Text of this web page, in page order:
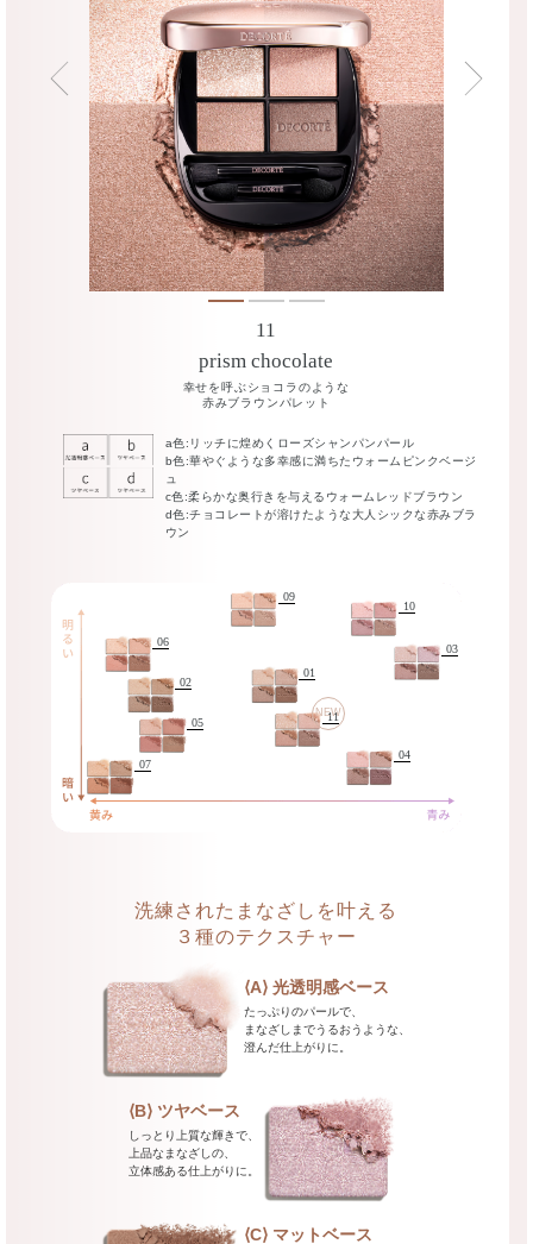
11
prism chocolate
幸せを呼ぶショコラのような
赤みブラウンパレット
a色:リッチに煌めくローズシャンパンパール
b色:華やぐような多幸感に満ちたウォームピンクベージ
ュ
c色:柔らかな奥行きを与えるウォームレッドブラウン
d色:チョコレートが溶けたような大人シックな赤みブラ
ウン
prism chocolate
11
prism chocolate
幸せを呼ぶショコラのような
赤みブラウンパレット
b色:華やぐような多幸感に満ちたウォームピンクベ
ージュ
c色:柔らかな奥行きを与えるウォームレッドブラウ
ン
d色:チョコレートが溶けたような大人シックな赤み
透き通るローズの血色感が肌に
とけ込むベージュブラウンパレット
a色：肌に輝きをとかすアイボリー
b色：花の色気がにじむロージーベージュ
c色：香り立つように色づくロージーブラウン
d色：やわらかな光を秘めたウォームブラウン
Rosy Brown
透き通るローズの血色感が肌に
とけ込むベージュブラウンパレット
a色：肌に輝きをとかすアイボリー
b色：花の色気がにじむロージーベージュ
c色：香り立つように色づくロージーブラウン
肌をやさしく抱擁するような
イエローベージュパレット
a色：ピュアな輝きを放つソフトベージュ
b色：甘くとろけるキャメルベージュ
c色：繊細に艶めくテンダーベージュ
d色：やさしく見つめるディープブラウン
little teddy bear
肌をやさしく抱擁するような
イエローベージュパレット
a色：ピュアな輝きを放つソフトベージュ
b色：甘くとろけるキャメルベージュ
c色：繊細に艶めくテンダーベージュ
透明感あふれる
藤色のベージュパレット
a色：みずみずしい煌めきのホワイトウィステリア
b色：幻想的に煌めく主役のウィステリア
c色：濡れたように艶めくレディッシュモーヴ
d色：華やかさを引き立てるウッディブラウン
Wisteria
Wisteria
透明感あふれる
藤色のベージュパレット
a色：みずみずしい煌めきのホワイトウィステリア
b色：幻想的に煌めく主役のウィステリア
c色：濡れたように艶めくレディッシュモーヴ
優美な物語を奏でる
ボルドーベージュパレット
a色：純粋無垢なペールピンク
b色：儚く繊細なピンクダスティベージュ
c色：シックで知的なモーヴベージュ
d色：幻想へと誘うボルドーブラウン
Ballerina
優美な物語を奏でる
ボルドーベージュパレット
a色：純粋無垢なペールピンク
b色：儚く繊細なピンクダスティベージュ
c色：シックで知的なモーヴベージュ
端正に仕立てたマットな
レディッシュベージュパレット
a色：煌めきを丁寧に紡いだアイシーピンク
b色：やわらかな赤みが織りなすオレンジベージュ
c色：スタイリッシュなベージュレッド
d色：トラッドに纏うライトブラウン
Tailored Tweed
端正に仕立てたマットな
レディッシュベージュパレット
a色：煌めきを丁寧に紡いだアイシーピンク
b色：やわらかな赤みが織りなすオレンジベージュ
c色：スタイリッシュなベージュレッド
果汁が煌めくような
コーラルベージュパレット
a色：甘く煌めくジュエルフルーツ
b色：潤むような艶のピーチベージュ
c色：いきいきと艶めくアプリコット
d色：繊細に輝くジューシーなプラムブラウン
fruit bijou
果汁が煌めくような
コーラルベージュパレット
a色：甘く煌めくジュエルフルーツ
b色：潤むような艶のピーチベージュ
c色：いきいきと艶めくアプリコット
フィレンツェの街を思わせる
オレンジブラウンパレット
a色：煌めきに満ちたゴールデンアイボリー
b色：記憶が輝き出すようなアンバーベージュ
c色：麗しく鮮やかなコッパー
d色：夕焼けととけ合うブリックブラウン
Firenze
フィレンツェの街を思わせる
オレンジブラウンパレット
a色：煌めきに満ちたゴールデンアイボリー
b色：記憶が輝き出すようなアンバーベージュ
c色：麗しく鮮やかなコッパー
cashmere feather
柔らかな光と立体感で彩る
ミュートベージュ
a色:やさしい光で包み込むライトベージュ
b色:なめらかな光沢艶のあるシアーベージュ
c色:羽のようにふんわりと淡く彩るウォームベージュ
d色:軽やかに陰影を描けるグレイッシュベージュ
cashmere feather
cashmere feather
柔らかな光と立体感で彩る
ミュートベージュ
a色:やさしい光で包み込むライトベージュ
c色:羽のようにふんわりと淡く彩るウォームベージ
d色:軽やかに陰影を描けるグレイッシュベージュ
ruddy quartz
クリスタルのような
上質な血色感を漂わすダスティピンク
a色:ローズクォーツのような輝きを宿した淡いピンク
b色:上気したような血色感のあるダスティピンク
c色:朝露をまとったような彩りを放つウォームローズ
d色:肌に溶けこむような奥行きのあるピンクベージュ
ruddy quartz
ruddy quartz
クリスタルのような
上質な血色感を漂わすダスティピンク
a色:ローズクォーツのような輝きを宿した淡いピン
b色:上気したような血色感のあるダスティピンク
c色:朝露をまとったような彩りを放つウォームロー
d色:肌に溶けこむような奥行きのあるピンクベージ
ュ
01
02
03
04
05
06
07
09
10
11
NEW
洗練されたまなざしを叶える
３種のテクスチャー
⟨A⟩ 光透明感ベース
たっぷりのパールで、
まなざしまでうるおうような、
澄んだ仕上がりに。
⟨B⟩ ツヤベース
しっとり上質な輝きで、
上品なまなざしの、
立体感ある仕上がりに。
⟨C⟩ マットベース